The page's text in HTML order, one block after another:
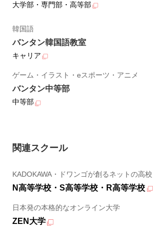
大学部・専門部・高等部
韓国語
バンタン韓国語教室
キャリア
ゲーム・イラスト・eスポーツ・アニメ
バンタン中等部
中等部
関連スクール
KADOKAWA・ドワンゴが創るネットの高校
N高等学校・S高等学校・R高等学校
日本発の本格的なオンライン大学
ZEN大学